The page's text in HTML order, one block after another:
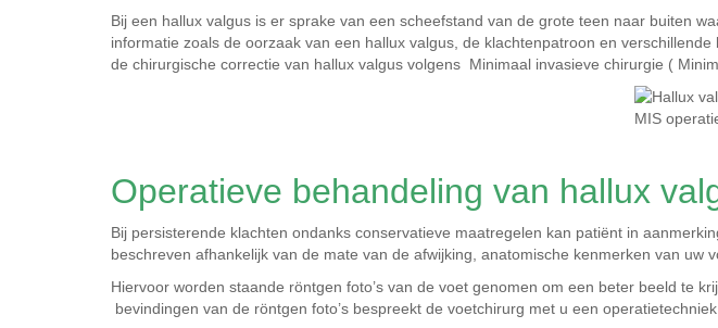
Bij een hallux valgus is er sprake van een scheefstand van de grote teen naar buiten
informatie zoals de oorzaak van een hallux valgus, de klachtenpatroon en
de chirurgische correctie van hallux valgus volgens Minimaal invasieve chirurgie (
Operatieve behandeling van hallux
Bij persisterende klachten ondanks conservatieve maatregelen kan patiënt in
beschreven afhankelijk van de mate van de afwijking, anatomische kenmerken van uw
Hiervoor worden staande röntgen foto’s van de voet genomen om een beter beeld te
bevindingen van de röntgen foto’s bespreekt de voetchirurg met u een operatietechniek.